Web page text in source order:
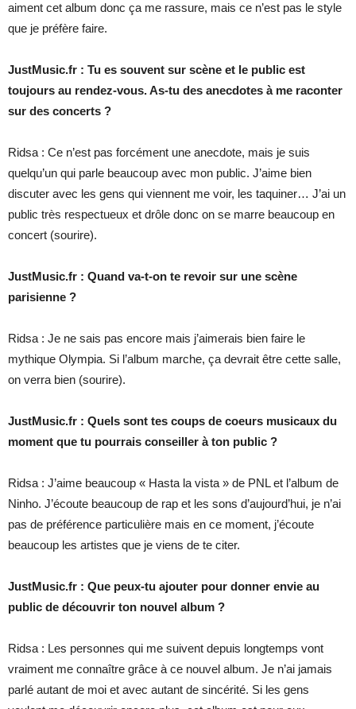
aiment cet album donc ça me rassure, mais ce n’est pas le style
que je préfère faire.
JustMusic.fr : Tu es souvent sur scène et le public est
toujours au rendez-vous. As-tu des anecdotes à me raconter
sur des concerts ?
Ridsa : Ce n’est pas forcément une anecdote, mais je suis
quelqu’un qui parle beaucoup avec mon public. J’aime bien
discuter avec les gens qui viennent me voir, les taquiner… J’ai un
public très respectueux et drôle donc on se marre beaucoup en
concert (sourire).
JustMusic.fr : Quand va-t-on te revoir sur une scène
parisienne ?
Ridsa : Je ne sais pas encore mais j’aimerais bien faire le
mythique Olympia. Si l’album marche, ça devrait être cette salle,
on verra bien (sourire).
JustMusic.fr : Quels sont tes coups de coeurs musicaux du
moment que tu pourrais conseiller à ton public ?
Ridsa : J’aime beaucoup « Hasta la vista » de PNL et l’album de
Ninho. J’écoute beaucoup de rap et les sons d’aujourd’hui, je n’ai
pas de préférence particulière mais en ce moment, j’écoute
beaucoup les artistes que je viens de te citer.
JustMusic.fr : Que peux-tu ajouter pour donner envie au
public de découvrir ton nouvel album ?
Ridsa : Les personnes qui me suivent depuis longtemps vont
vraiment me connaître grâce à ce nouvel album. Je n’ai jamais
parlé autant de moi et avec autant de sincérité. Si les gens